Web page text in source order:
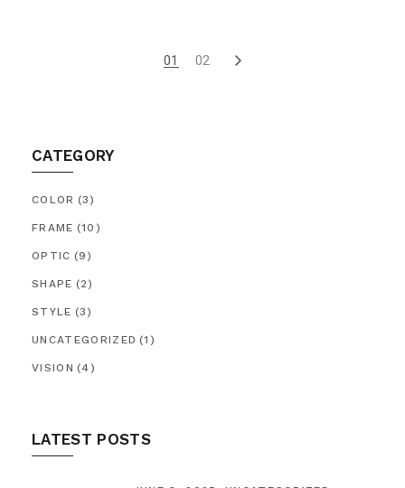
01 02
CATEGORY
COLOR (3)
FRAME (10)
OPTIC (9)
SHAPE (2)
STYLE (3)
UNCATEGORIZED (1)
VISION (4)
LATEST POSTS